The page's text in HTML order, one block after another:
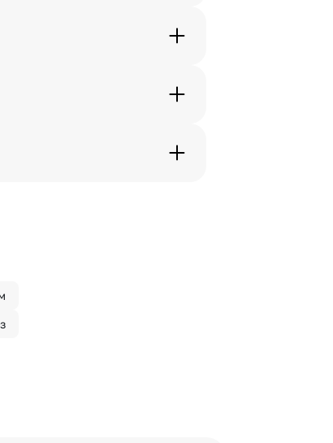
от 1 до 3 дней. Услуга